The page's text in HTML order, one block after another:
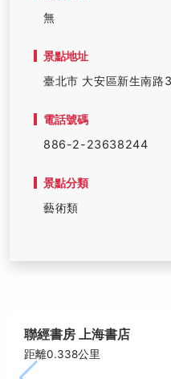
無
景點地址
臺北市 大安區新生南路
電話號碼
886-2-23638244
景點分類
藝術類
聯經書房 上海書店
距離0.338公里